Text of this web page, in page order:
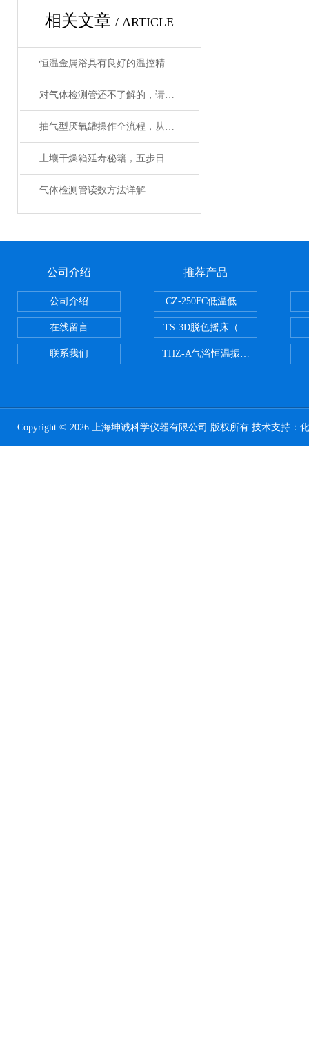
相关文章 / ARTICLE
恒温金属浴具有良好的温控精度和均匀性
对气体检测管还不了解的，请看这里！
抽气型厌氧罐操作全流程，从设备准备到微生物培养的标准化指南
土壤干燥箱延寿秘籍，五步日常养护法让实验数据更精准
气体检测管读数方法详解
公司介绍
公司介绍
在线留言
联系我们
推荐产品
CZ-250FC低温低湿种子储藏柜
TS-3D脱色摇床（三维运动）
THZ-A气浴恒温振荡器
Copyright © 2026 上海坤诚科学仪器有限公司 版权所有 技术支持：